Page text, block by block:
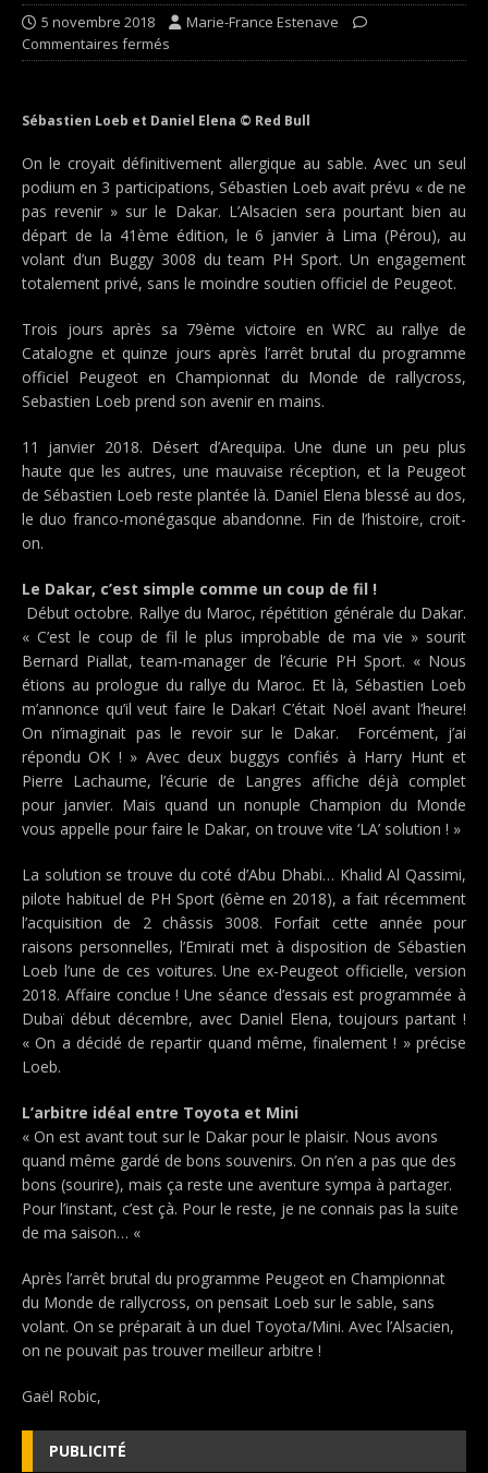
5 novembre 2018
Marie-France Estenave
Commentaires fermés
Sébastien Loeb et Daniel Elena © Red Bull
On le croyait définitivement allergique au sable. Avec un seul
podium en 3 participations, Sébastien Loeb avait prévu « de ne
pas revenir » sur le Dakar. L’Alsacien sera pourtant bien au
départ de la 41ème édition, le 6 janvier à Lima (Pérou), au
volant d’un Buggy 3008 du team PH Sport. Un engagement
totalement privé, sans le moindre soutien officiel de Peugeot.
Trois jours après sa 79ème victoire en WRC au rallye de
Catalogne et quinze jours après l’arrêt brutal du programme
officiel Peugeot en Championnat du Monde de rallycross,
Sebastien Loeb prend son avenir en mains.
11 janvier 2018. Désert d’Arequipa. Une dune un peu plus
haute que les autres, une mauvaise réception, et la Peugeot
de Sébastien Loeb reste plantée là. Daniel Elena blessé au dos,
le duo franco-monégasque abandonne. Fin de l’histoire, croit-
on.
Le Dakar, c’est simple comme un coup de fil !
Début octobre. Rallye du Maroc, répétition générale du Dakar.
« C’est le coup de fil le plus improbable de ma vie » sourit
Bernard Piallat, team-manager de l’écurie PH Sport. « Nous
étions au prologue du rallye du Maroc. Et là, Sébastien Loeb
m’annonce qu’il veut faire le Dakar! C’était Noël avant l’heure!
On n’imaginait pas le revoir sur le Dakar. Forcément, j’ai
répondu OK ! » Avec deux buggys confiés à Harry Hunt et
Pierre Lachaume, l’écurie de Langres affiche déjà complet
pour janvier. Mais quand un nonuple Champion du Monde
vous appelle pour faire le Dakar, on trouve vite ‘LA’ solution ! »
La solution se trouve du coté d’Abu Dhabi… Khalid Al Qassimi,
pilote habituel de PH Sport (6ème en 2018), a fait récemment
l’acquisition de 2 châssis 3008. Forfait cette année pour
raisons personnelles, l’Emirati met à disposition de Sébastien
Loeb l’une de ces voitures. Une ex-Peugeot officielle, version
2018. Affaire conclue ! Une séance d’essais est programmée à
Dubaï début décembre, avec Daniel Elena, toujours partant !
« On a décidé de repartir quand même, finalement ! » précise
Loeb.
L’arbitre idéal entre Toyota et Mini
« On est avant tout sur le Dakar pour le plaisir. Nous avons
quand même gardé de bons souvenirs. On n’en a pas que des
bons (sourire), mais ça reste une aventure sympa à partager.
Pour l’instant, c’est çà. Pour le reste, je ne connais pas la suite
de ma saison… «
Après l’arrêt brutal du programme Peugeot en Championnat
du Monde de rallycross, on pensait Loeb sur le sable, sans
volant. On se préparait à un duel Toyota/Mini. Avec l’Alsacien,
on ne pouvait pas trouver meilleur arbitre !
Gaël Robic,
PUBLICITÉ